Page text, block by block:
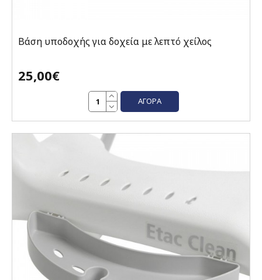
Βάση υποδοχής για δοχεία με λεπτό χείλος
25,00€
ΑΓΟΡΆ